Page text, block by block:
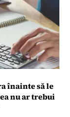
înainte să le
nu ar trebui